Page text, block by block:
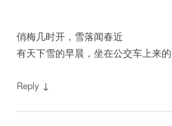
俏梅几时开，雪落闻春近
有天下雪的早晨，坐在公交车上来
Reply ↓